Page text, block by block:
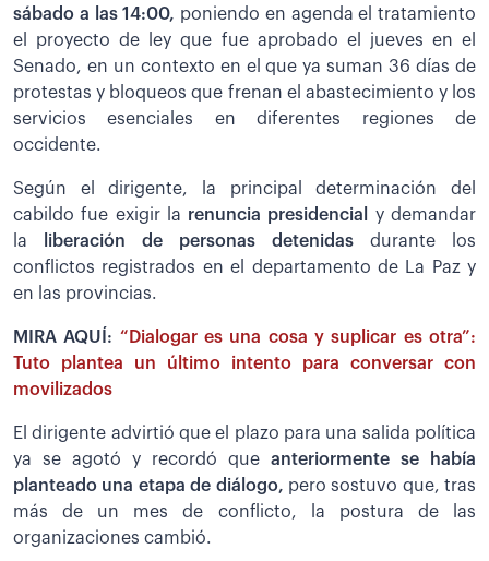
sábado a las 14:00, poniendo en agenda el tratamiento
el proyecto de ley que fue aprobado el jueves en el
Senado, en un contexto en el que ya suman 36 días de
protestas y bloqueos que frenan el abastecimiento y los
servicios esenciales en diferentes regiones de
occidente.
Según el dirigente, la principal determinación del
cabildo fue exigir la renuncia presidencial y demandar
la
liberación de personas detenidas durante los
conflictos registrados en el departamento de La Paz y
en las provincias.
MIRA AQUÍ: “Dialogar es una cosa y suplicar es otra”:
Tuto plantea un último intento para conversar con
movilizados
El dirigente advirtió que el plazo para una salida política
ya se agotó y recordó que anteriormente se había
planteado una etapa de diálogo, pero sostuvo que, tras
más de un mes de conflicto, la postura de las
organizaciones cambió.